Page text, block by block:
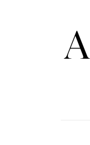
A